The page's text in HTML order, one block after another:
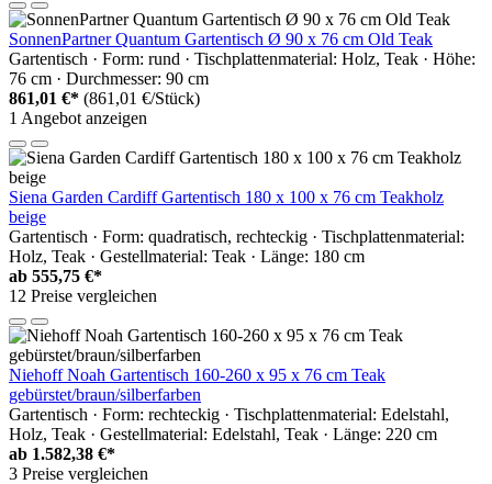
SonnenPartner Quantum Gartentisch Ø 90 x 76 cm Old Teak
Gartentisch · Form: rund · Tischplattenmaterial: Holz, Teak · Höhe:
76 cm · Durchmesser: 90 cm
861,01 €* (861,01 €/Stück)
1 Angebot anzeigen
Siena Garden Cardiff Gartentisch 180 x 100 x 76 cm Teakholz
beige
Gartentisch · Form: quadratisch, rechteckig · Tischplattenmaterial:
Holz, Teak · Gestellmaterial: Teak · Länge: 180 cm
ab 555,75 €*
12 Preise vergleichen
Niehoff Noah Gartentisch 160-260 x 95 x 76 cm Teak
gebürstet/braun/silberfarben
Gartentisch · Form: rechteckig · Tischplattenmaterial: Edelstahl,
Holz, Teak · Gestellmaterial: Edelstahl, Teak · Länge: 220 cm
ab 1.582,38 €*
3 Preise vergleichen